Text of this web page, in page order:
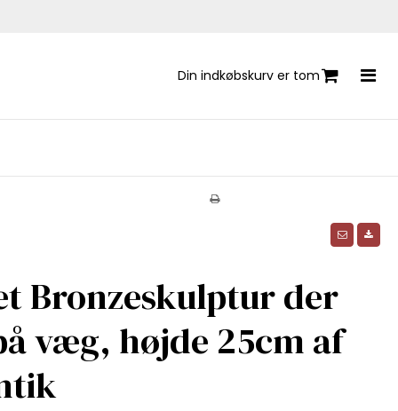
Din indkøbskurv er tom
Bronzeskulptur der
væg, højde 25cm af